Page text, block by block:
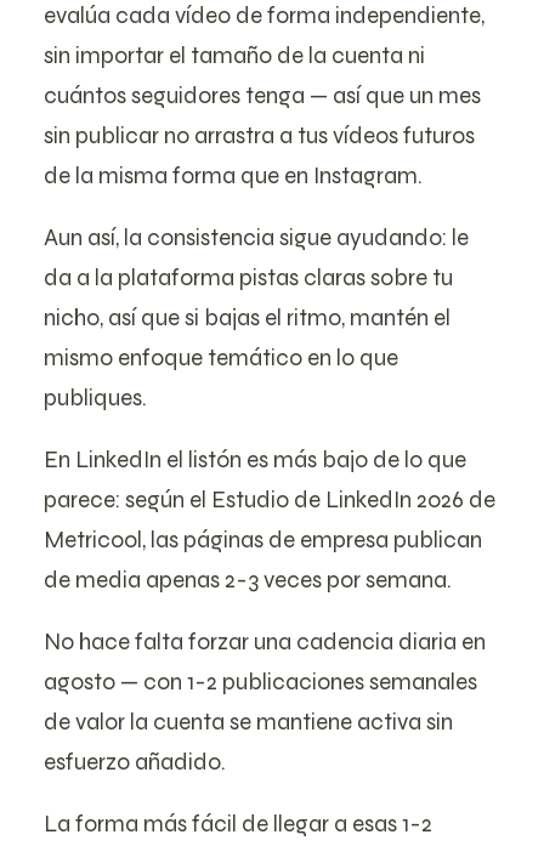
evalúa cada vídeo de forma independiente,
sin importar el tamaño de la cuenta ni
cuántos seguidores tenga — así que un mes
sin publicar no arrastra a tus vídeos futuros
de la misma forma que en Instagram.
Aun así, la consistencia sigue ayudando: le
da a la plataforma pistas claras sobre tu
nicho, así que si bajas el ritmo, mantén el
mismo enfoque temático en lo que
publiques.
En LinkedIn el listón es más bajo de lo que
parece: según el Estudio de LinkedIn 2026 de
Metricool, las páginas de empresa publican
de media apenas 2-3 veces por semana.
No hace falta forzar una cadencia diaria en
agosto — con 1-2 publicaciones semanales
de valor la cuenta se mantiene activa sin
esfuerzo añadido.
La forma más fácil de llegar a esas 1-2